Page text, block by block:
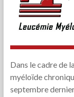
Dans le cadre de
myéloïde
septembre